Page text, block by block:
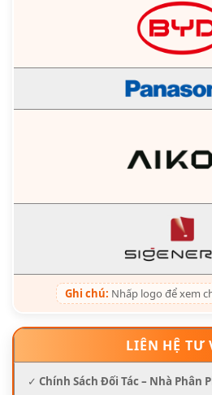
Ghi chú: Nhấp logo để xem
LIÊN HỆ TƯ
✓ Chính Sách Đối Tác – Nhà Phân